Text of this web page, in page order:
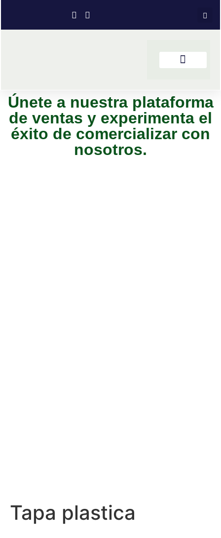
Únete a nuestra plataforma
de ventas y experimenta el
éxito de comercializar con
nosotros.
Tapa plastica